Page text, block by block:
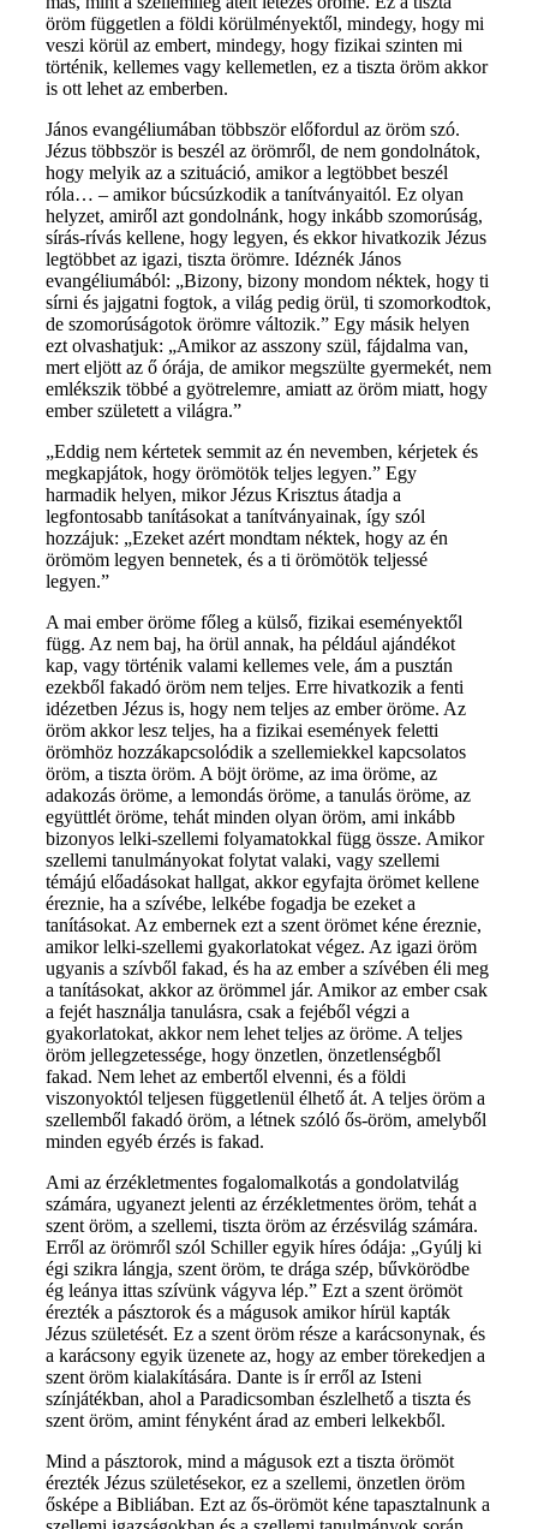
öröm független a földi körülményektől, mindegy, hogy mi
veszi körül az embert, mindegy, hogy fizikai szinten mi
történik, kellemes vagy kellemetlen, ez a tiszta öröm akkor
is ott lehet az emberben.
János evangéliumában többször előfordul az öröm szó.
Jézus többször is beszél az örömről, de nem gondolnátok,
hogy melyik az a szituáció, amikor a legtöbbet beszél
róla… – amikor búcsúzkodik a tanítványaitól. Ez olyan
helyzet, amiről azt gondolnánk, hogy inkább szomorúság,
sírás-rívás kellene, hogy legyen, és ekkor hivatkozik Jézus
legtöbbet az igazi, tiszta örömre. Idéznék János
evangéliumából: „Bizony, bizony mondom néktek, hogy ti
sírni és jajgatni fogtok, a világ pedig örül, ti szomorkodtok,
de szomorúságotok örömre változik.” Egy másik helyen
ezt olvashatjuk: „Amikor az asszony szül, fájdalma van,
mert eljött az ő órája, de amikor megszülte gyermekét, nem
emlékszik többé a gyötrelemre, amiatt az öröm miatt, hogy
ember született a világra.”
„Eddig nem kértetek semmit az én nevemben, kérjetek és
megkapjátok, hogy örömötök teljes legyen.” Egy
harmadik helyen, mikor Jézus Krisztus átadja a
legfontosabb tanításokat a tanítványainak, így szól
hozzájuk: „Ezeket azért mondtam néktek, hogy az én
örömöm legyen bennetek, és a ti örömötök teljessé
legyen.”
A mai ember öröme főleg a külső, fizikai eseményektől
függ. Az nem baj, ha örül annak, ha például ajándékot
kap, vagy történik valami kellemes vele, ám a pusztán
ezekből fakadó öröm nem teljes. Erre hivatkozik a fenti
idézetben Jézus is, hogy nem teljes az ember öröme. Az
öröm akkor lesz teljes, ha a fizikai események feletti
örömhöz hozzákapcsolódik a szellemiekkel kapcsolatos
öröm, a tiszta öröm. A böjt öröme, az ima öröme, az
adakozás öröme, a lemondás öröme, a tanulás öröme, az
együttlét öröme, tehát minden olyan öröm, ami inkább
bizonyos lelki-szellemi folyamatokkal függ össze. Amikor
szellemi tanulmányokat folytat valaki, vagy szellemi
témájú előadásokat hallgat, akkor egyfajta örömet kellene
éreznie, ha a szívébe, lelkébe fogadja be ezeket a
tanításokat. Az embernek ezt a szent örömet kéne éreznie,
amikor lelki-szellemi gyakorlatokat végez. Az igazi öröm
ugyanis a szívből fakad, és ha az ember a szívében éli meg
a tanításokat, akkor az örömmel jár. Amikor az ember csak
a fejét használja tanulásra, csak a fejéből végzi a
gyakorlatokat, akkor nem lehet teljes az öröme. A teljes
öröm jellegzetessége, hogy önzetlen, önzetlenségből
fakad. Nem lehet az embertől elvenni, és a földi
viszonyoktól teljesen függetlenül élhető át. A teljes öröm a
szellemből fakadó öröm, a létnek szóló ős-öröm, amelyből
minden egyéb érzés is fakad.
Ami az érzékletmentes fogalomalkotás a gondolatvilág
számára, ugyanezt jelenti az érzékletmentes öröm, tehát a
szent öröm, a szellemi, tiszta öröm az érzésvilág számára.
Erről az örömről szól Schiller egyik híres ódája: „Gyúlj ki
égi szikra lángja, szent öröm, te drága szép, bűvkörödbe
ég leánya ittas szívünk vágyva lép.” Ezt a szent örömöt
érezték a pásztorok és a mágusok amikor hírül kapták
Jézus születését. Ez a szent öröm része a karácsonynak, és
a karácsony egyik üzenete az, hogy az ember törekedjen a
szent öröm kialakítására. Dante is ír erről az Isteni
színjátékban, ahol a Paradicsomban észlelhető a tiszta és
szent öröm, amint fényként árad az emberi lelkekből.
Mind a pásztorok, mind a mágusok ezt a tiszta örömöt
érezték Jézus születésekor, ez a szellemi, önzetlen öröm
ősképe a Bibliában. Ezt az ős-örömöt kéne tapasztalnunk a